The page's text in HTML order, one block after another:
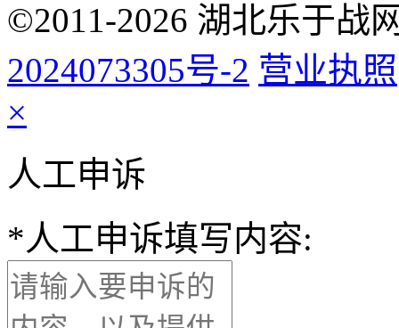
©2011-2026 湖北乐于战
2024073305号-2 营业执照
×
人工申诉
*人工申诉填写内容: